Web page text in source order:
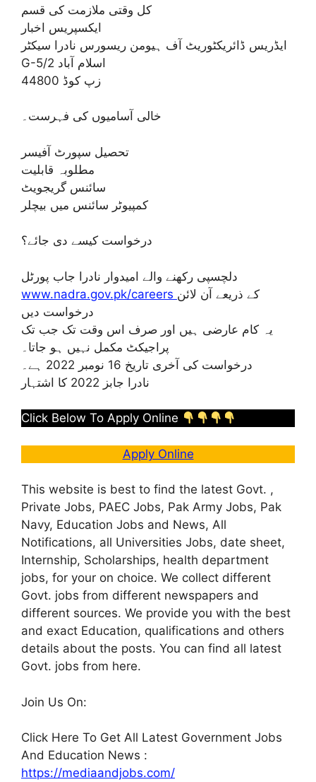
کل وقتی ملازمت کی قسم
ایکسپریس اخبار
ایڈریس ڈائریکٹوریٹ آف ہیومن ریسورس نادرا سیکٹر
G-5/2 اسلام آباد
زپ کوڈ 44800
خالی آسامیوں کی فہرست۔
تحصیل سپورٹ آفیسر
مطلوبہ قابلیت
سائنس گریجویٹ
کمپیوٹر سائنس میں بیچلر
درخواست کیسے دی جائے؟
دلچسپی رکھنے والے امیدوار نادرا جاب پورٹل
www.nadra.gov.pk/careers کے ذریعے آن لائن
درخواست دیں
یہ کام عارضی ہیں اور صرف اس وقت تک جب تک
پراجیکٹ مکمل نہیں ہو جاتا۔
درخواست کی آخری تاریخ 16 نومبر 2022 ہے۔
نادرا جابز 2022 کا اشتہار
Click Below To Apply Online
Apply Online
This website is best to find the latest Govt. ,
Private Jobs, PAEC Jobs, Pak Army Jobs, Pak
Navy, Education Jobs and News, All
Notifications, all Universities Jobs, date sheet,
Internship, Scholarships, health department
jobs, for your on choice. We collect different
Govt. jobs from different newspapers and
different sources. We provide you with the best
and exact Education, qualifications and others
details about the posts. You can find all latest
Govt. jobs from here.
Join Us On:
Click Here To Get All Latest Government Jobs
And Education News :
https://mediaandjobs.com/